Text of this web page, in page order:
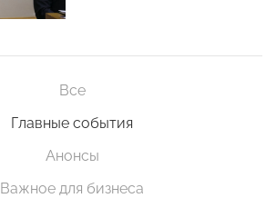
Все
Главные события
Анонсы
Важное для бизнеса